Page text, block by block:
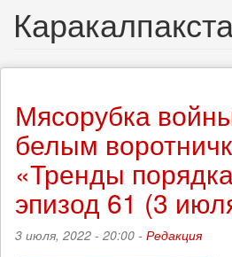
Мясорубка
белым
«Тренды
эпизод 61 (3
3 июля, 2022 - 20:00 - Редакция